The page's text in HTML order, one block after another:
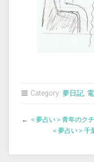
Category: 夢日記,
← ＜夢占い＞青年のク
＜夢占い＞千